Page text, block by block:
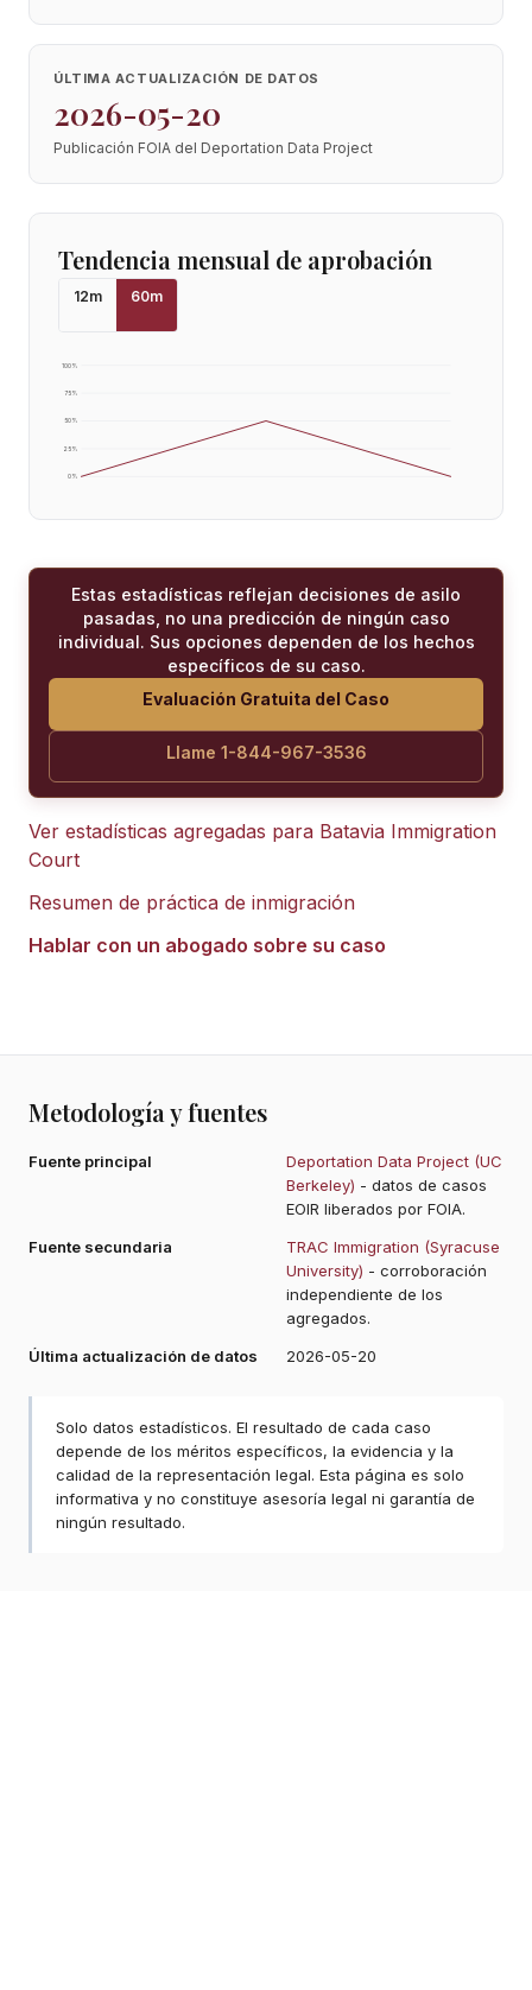
ÚLTIMA ACTUALIZACIÓN DE DATOS
2026-05-20
Publicación FOIA del Deportation Data Project
Tendencia mensual de aprobación
12m 60m
0%
25%
50%
75%
100%
Estas estadísticas reflejan decisiones de asilo
pasadas, no una predicción de ningún caso
individual. Sus opciones dependen de los hechos
específicos de su caso.
Evaluación Gratuita del Caso
Llame 1-844-967-3536
Ver estadísticas agregadas para Batavia Immigration
Court
Resumen de práctica de inmigración
Hablar con un abogado sobre su caso
Metodología y fuentes
Fuente principal
Deportation Data Project (UC
Berkeley) - datos de casos
EOIR liberados por FOIA.
Fuente secundaria
TRAC Immigration (Syracuse
University) - corroboración
independiente de los
agregados.
Última actualización de datos
2026-05-20
Solo datos estadísticos. El resultado de cada caso
depende de los méritos específicos, la evidencia y la
calidad de la representación legal. Esta página es solo
informativa y no constituye asesoría legal ni garantía de
ningún resultado.